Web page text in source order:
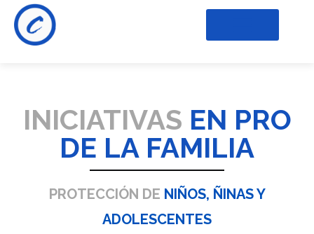
INICIATIVAS EN PRO
DE LA FAMILIA
PROTECCIÓN DE NIÑOS, ÑINAS Y
ADOLESCENTES